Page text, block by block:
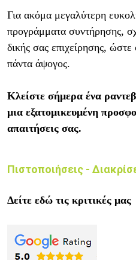
Για ακόμα μεγαλύτερη
προγράμματα συντήρησης,
δικής σας επιχείρησης,
πάντα άψογος.
Κλείστε σήμερα ένα
μια εξατομικευμένη
απαιτήσεις σας.
Πιστοποιήσεις -
Δείτε εδώ τις κριτικές μας